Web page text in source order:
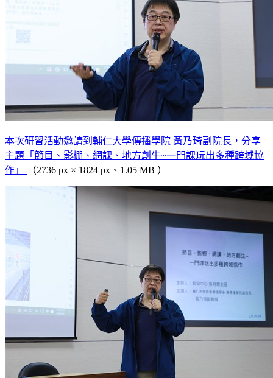
本次研習活動邀請到輔仁大學傳播學院 黃乃琦副院長，分享
主題「節目、影棚、網課、地方創生~一門課玩出多種跨域協
作」
（2736 px × 1824 px、1.05 MB ）